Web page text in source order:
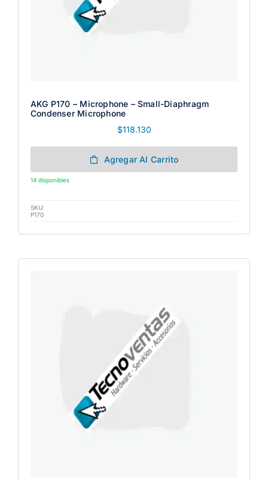
AKG P170 – Microphone – Small-Diaphragm
Condenser Microphone
$118.130
Agregar Al Carrito
14 disponibles
SKU:
P170